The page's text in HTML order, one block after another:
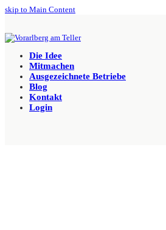
skip to Main Content
Die Idee
Mitmachen
Ausgezeichnete Betriebe
Blog
Kontakt
Login